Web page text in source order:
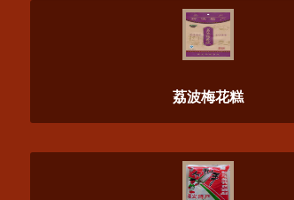
荔波梅花糕